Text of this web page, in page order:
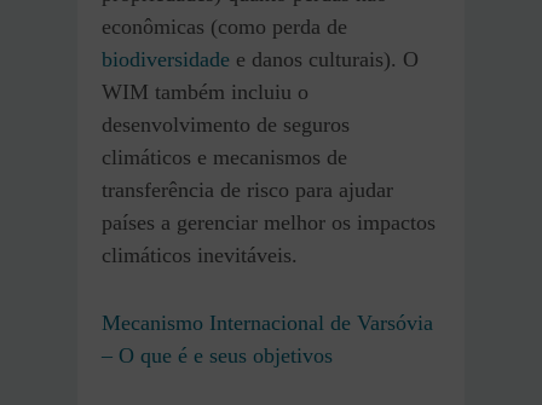
econômicas (como perda de
biodiversidade e danos culturais). O
WIM também incluiu o
desenvolvimento de seguros
climáticos e mecanismos de
transferência de risco para ajudar
países a gerenciar melhor os impactos
climáticos inevitáveis.
Mecanismo Internacional de Varsóvia
– O que é e seus objetivos